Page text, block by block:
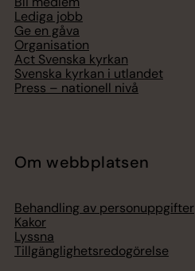
Lediga jobb
Ge en gåva
Organisation
Act Svenska kyrkan
Svenska kyrkan i utlandet
Press – nationell nivå
Om webbplatsen
Behandling av personuppgifter
Kakor
Lyssna
Tillgänglighetsredogörelse